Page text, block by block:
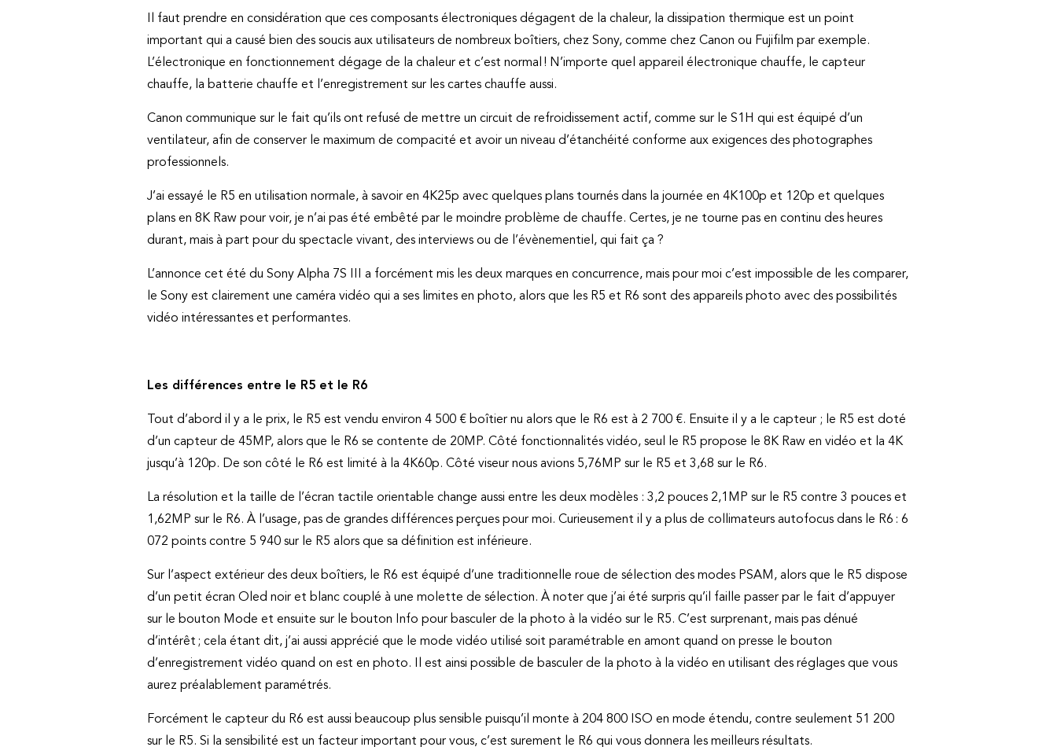
Il faut prendre en considération que ces composants électroniques dégagent de la chaleur, la dissipation thermique est un point
important qui a causé bien des soucis aux utilisateurs de nombreux boîtiers, chez Sony, comme chez Canon ou Fujifilm par exemple.
L’électronique en fonctionnement dégage de la chaleur et c’est normal ! N’importe quel appareil électronique chauffe, le capteur
chauffe, la batterie chauffe et l’enregistrement sur les cartes chauffe aussi.
Canon communique sur le fait qu’ils ont refusé de mettre un circuit de refroidissement actif, comme sur le S1H qui est équipé d’un
ventilateur, afin de conserver le maximum de compacité et avoir un niveau d’étanchéité conforme aux exigences des photographes
professionnels.
J’ai essayé le R5 en utilisation normale, à savoir en 4K25p avec quelques plans tournés dans la journée en 4K100p et 120p et quelques
plans en 8K Raw pour voir, je n’ai pas été embêté par le moindre problème de chauffe. Certes, je ne tourne pas en continu des heures
durant, mais à part pour du spectacle vivant, des interviews ou de l’évènementiel, qui fait ça ?
L’annonce cet été du Sony Alpha 7S III a forcément mis les deux marques en concurrence, mais pour moi c’est impossible de les comparer,
le Sony est clairement une caméra vidéo qui a ses limites en photo, alors que les R5 et R6 sont des appareils photo avec des possibilités
vidéo intéressantes et performantes.
Les différences entre le R5 et le R6
Tout d’abord il y a le prix, le R5 est vendu environ 4 500 € boîtier nu alors que le R6 est à 2 700 €. Ensuite il y a le capteur ; le R5 est doté
d’un capteur de 45MP, alors que le R6 se contente de 20MP. Côté fonctionnalités vidéo, seul le R5 propose le 8K Raw en vidéo et la 4K
jusqu’à 120p. De son côté le R6 est limité à la 4K60p. Côté viseur nous avions 5,76MP sur le R5 et 3,68 sur le R6.
La résolution et la taille de l’écran tactile orientable change aussi entre les deux modèles : 3,2 pouces 2,1MP sur le R5 contre 3 pouces et
1,62MP sur le R6. À l’usage, pas de grandes différences perçues pour moi. Curieusement il y a plus de collimateurs autofocus dans le R6 : 6
072 points contre 5 940 sur le R5 alors que sa définition est inférieure.
Sur l’aspect extérieur des deux boîtiers, le R6 est équipé d’une traditionnelle roue de sélection des modes PSAM, alors que le R5 dispose
d’un petit écran Oled noir et blanc couplé à une molette de sélection. À noter que j’ai été surpris qu’il faille passer par le fait d’appuyer
sur le bouton Mode et ensuite sur le bouton Info pour basculer de la photo à la vidéo sur le R5. C’est surprenant, mais pas dénué
d’intérêt ; cela étant dit, j’ai aussi apprécié que le mode vidéo utilisé soit paramétrable en amont quand on presse le bouton
d’enregistrement vidéo quand on est en photo. Il est ainsi possible de basculer de la photo à la vidéo en utilisant des réglages que vous
aurez préalablement paramétrés.
Forcément le capteur du R6 est aussi beaucoup plus sensible puisqu’il monte à 204 800 ISO en mode étendu, contre seulement 51 200
sur le R5. Si la sensibilité est un facteur important pour vous, c’est surement le R6 qui vous donnera les meilleurs résultats.